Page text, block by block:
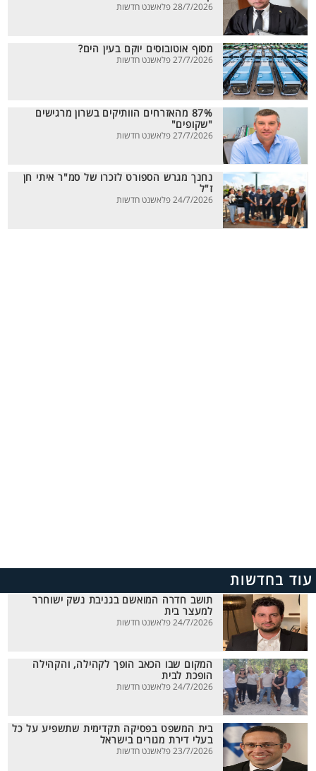
28/7/2026 פלאשנט חדשות
מסוף אוטובוסים יוקם בעין הים?
27/7/2026 פלאשנט חדשות
87% מהאזרחים הוותיקים בשרון מרגישים
"שקופים"
27/7/2026 פלאשנט חדשות
נחנך מגרש הספורט לזכרו של סמ"ר איתי חן
ז"ל
24/7/2026 פלאשנט חדשות
עוד בחדשות
תושב חדרה המואשם בגניבת נשק ישוחרר
למעצר בית
24/7/2026 פלאשנט חדשות
המקום שבו הכאב הופך לקהילה, והקהילה
הופכת לבית
24/7/2026 פלאשנט חדשות
בית המשפט בפסיקה תקדימית שתשפיע על כל
בעלי דירת מגורים בישראל
23/7/2026 פלאשנט חדשות